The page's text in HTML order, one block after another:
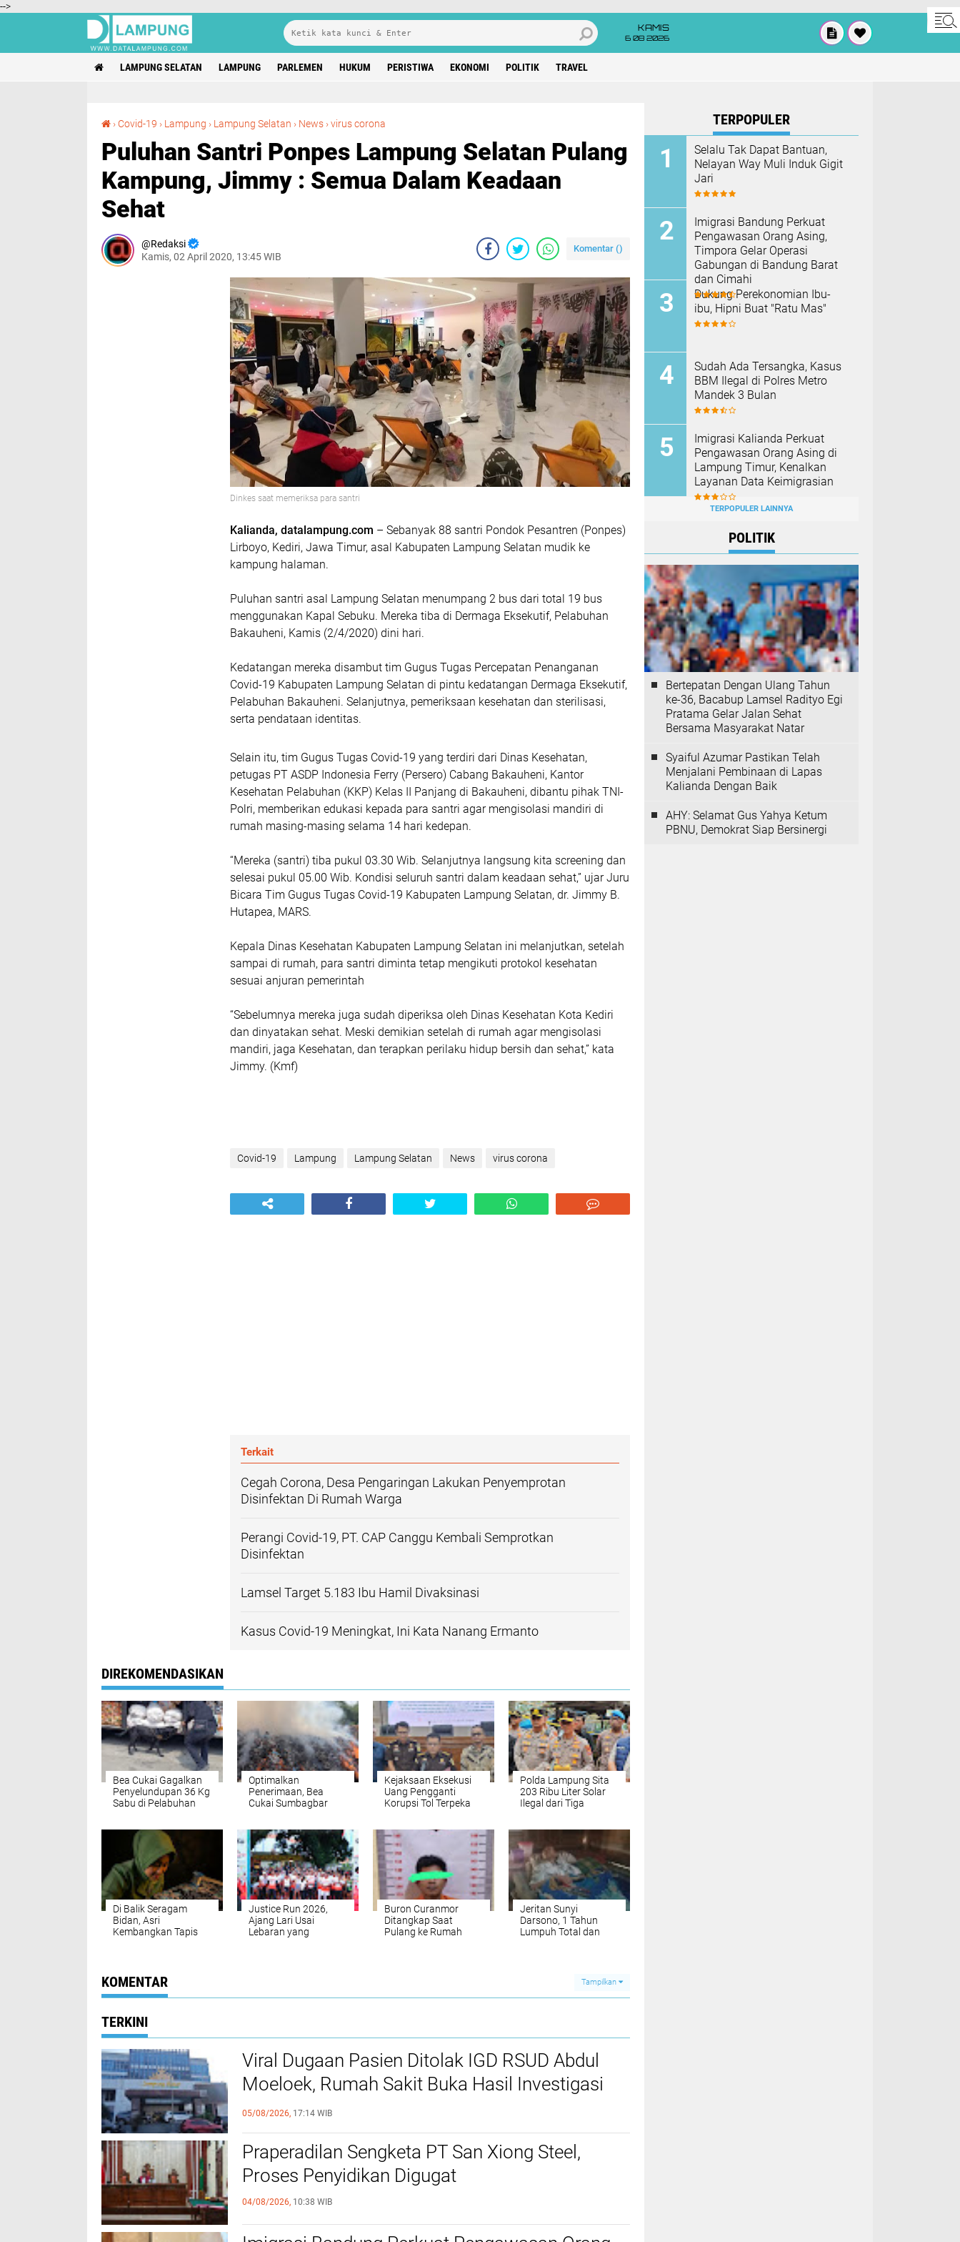
-->
KAMIS
6 08 2026
LAMPUNG SELATAN LAMPUNG PARLEMEN HUKUM PERISTIWA EKONOMI POLITIK TRAVEL
› Covid-19 › Lampung › Lampung Selatan › News ›virus corona
Puluhan Santri Ponpes Lampung Selatan Pulang
Kampung, Jimmy : Semua Dalam Keadaan
Sehat
Redaksi
Kamis, 02 April 2020, 13:45 WIB
Komentar ()
Dinkes saat memeriksa para santri
Kalianda, datalampung.com – Sebanyak 88 santri Pondok Pesantren (Ponpes)
Lirboyo, Kediri, Jawa Timur, asal Kabupaten Lampung Selatan mudik ke
kampung halaman.
Puluhan santri asal Lampung Selatan menumpang 2 bus dari total 19 bus
menggunakan Kapal Sebuku. Mereka tiba di Dermaga Eksekutif, Pelabuhan
Bakauheni, Kamis (2/4/2020) dini hari.
Kedatangan mereka disambut tim Gugus Tugas Percepatan Penanganan
Covid-19 Kabupaten Lampung Selatan di pintu kedatangan Dermaga Eksekutif,
Pelabuhan Bakauheni. Selanjutnya, pemeriksaan kesehatan dan sterilisasi,
serta pendataan identitas.
Selain itu, tim Gugus Tugas Covid-19 yang terdiri dari Dinas Kesehatan,
petugas PT ASDP Indonesia Ferry (Persero) Cabang Bakauheni, Kantor
Kesehatan Pelabuhan (KKP) Kelas II Panjang di Bakauheni, dibantu pihak TNI-
Polri, memberikan edukasi kepada para santri agar mengisolasi mandiri di
rumah masing-masing selama 14 hari kedepan.
“Mereka (santri) tiba pukul 03.30 Wib. Selanjutnya langsung kita screening dan
selesai pukul 05.00 Wib. Kondisi seluruh santri dalam keadaan sehat,” ujar Juru
Bicara Tim Gugus Tugas Covid-19 Kabupaten Lampung Selatan, dr. Jimmy B.
Hutapea, MARS.
Kepala Dinas Kesehatan Kabupaten Lampung Selatan ini melanjutkan, setelah
sampai di rumah, para santri diminta tetap mengikuti protokol kesehatan
sesuai anjuran pemerintah
“Sebelumnya mereka juga sudah diperiksa oleh Dinas Kesehatan Kota Kediri
dan dinyatakan sehat. Meski demikian setelah di rumah agar mengisolasi
mandiri, jaga Kesehatan, dan terapkan perilaku hidup bersih dan sehat,” kata
Jimmy. (Kmf)
Covid-19 Lampung Lampung Selatan News virus corona
Terkait
Cegah Corona, Desa Pengaringan Lakukan Penyemprotan
Disinfektan Di Rumah Warga
Perangi Covid-19, PT. CAP Canggu Kembali Semprotkan
Disinfektan
Lamsel Target 5.183 Ibu Hamil Divaksinasi
Kasus Covid-19 Meningkat, Ini Kata Nanang Ermanto
DIREKOMENDASIKAN
Bea Cukai Gagalkan
Penyelundupan 36 Kg
Sabu di Pelabuhan
Optimalkan
Penerimaan, Bea
Cukai Sumbagbar
Kejaksaan Eksekusi
Uang Pengganti
Korupsi Tol Terpeka
Polda Lampung Sita
203 Ribu Liter Solar
Ilegal dari Tiga
Di Balik Seragam
Bidan, Asri
Kembangkan Tapis
Justice Run 2026,
Ajang Lari Usai
Lebaran yang
Buron Curanmor
Ditangkap Saat
Pulang ke Rumah
Jeritan Sunyi
Darsono, 1 Tahun
Lumpuh Total dan
KOMENTAR Tampilkan
TERKINI
Viral Dugaan Pasien Ditolak IGD RSUD Abdul
Moeloek, Rumah Sakit Buka Hasil Investigasi
Internal
05/08/2026, 17:14 WIB
Praperadilan Sengketa PT San Xiong Steel,
Proses Penyidikan Digugat
04/08/2026, 10:38 WIB
TERPOPULER
Selalu Tak Dapat Bantuan,
Nelayan Way Muli Induk Gigit
Jari
Imigrasi Bandung Perkuat
Pengawasan Orang Asing,
Timpora Gelar Operasi
Gabungan di Bandung Barat
dan Cimahi
Dukung Perekonomian Ibu-
ibu, Hipni Buat "Ratu Mas"
Sudah Ada Tersangka, Kasus
BBM Ilegal di Polres Metro
Mandek 3 Bulan
Imigrasi Kalianda Perkuat
Pengawasan Orang Asing di
Lampung Timur, Kenalkan
Layanan Data Keimigrasian
TERPOPULER LAINNYA
POLITIK
Bertepatan Dengan Ulang Tahun
ke-36, Bacabup Lamsel Radityo Egi
Pratama Gelar Jalan Sehat
Bersama Masyarakat Natar
Syaiful Azumar Pastikan Telah
Menjalani Pembinaan di Lapas
Kalianda Dengan Baik
AHY: Selamat Gus Yahya Ketum
PBNU, Demokrat Siap Bersinergi